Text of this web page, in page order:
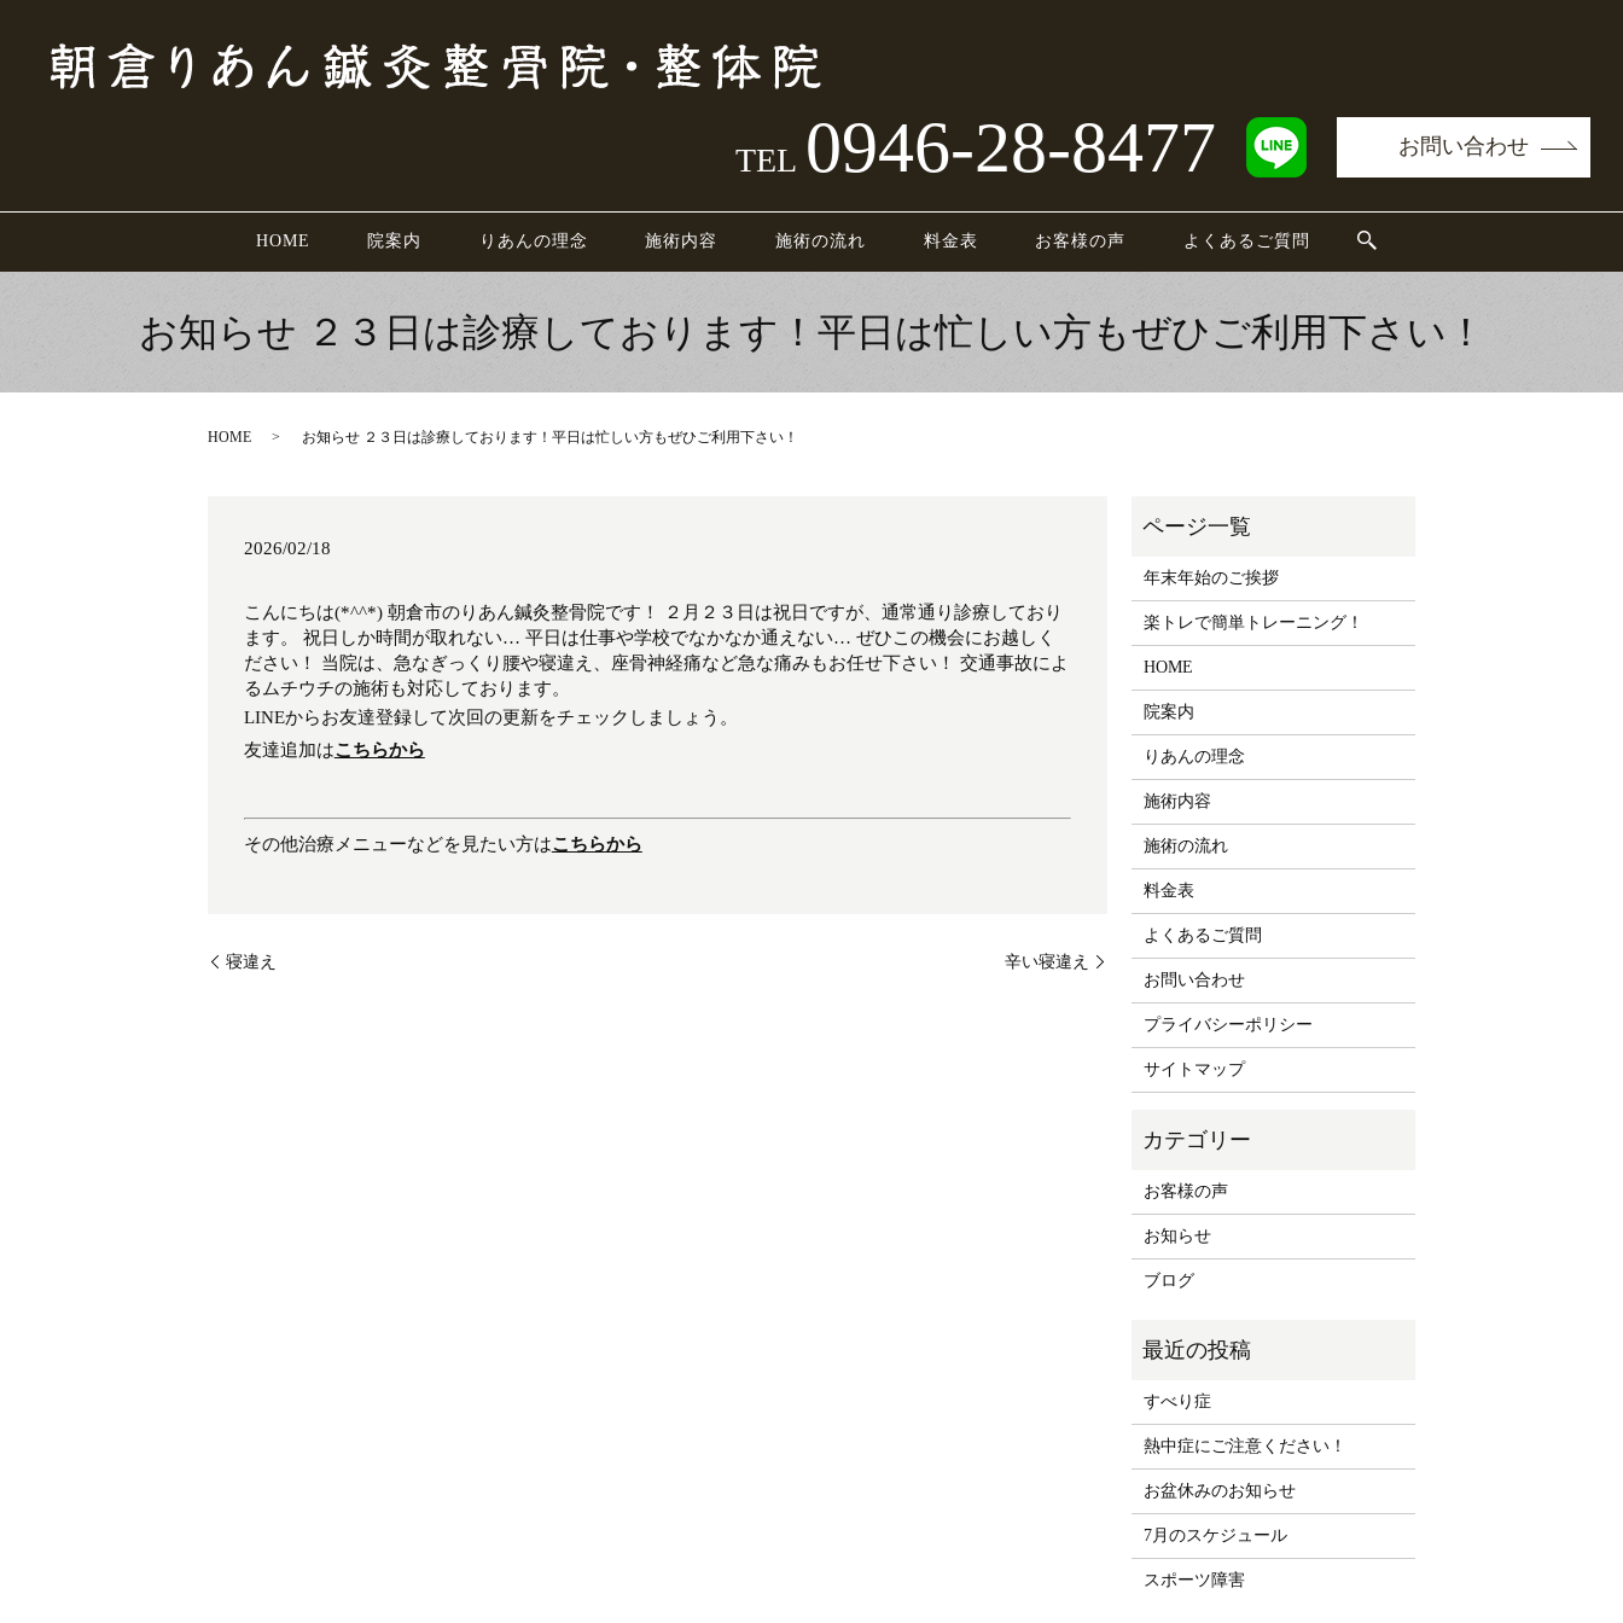
HOME 院案内 りあんの理念 施術内容 施術の流れ 料金表 お客様の声 よくあるご質問
TEL 0946-28-8477 お問い合わせ
お知らせ ２３日は診療しております！平日は忙しい方もぜひご利用下さい！
HOME お知らせ ２３日は診療しております！平日は忙しい方もぜひご利用下さい！
2026/02/18
こんにちは(*^^*) 朝倉市のりあん鍼灸整骨院です！ ２月２３日は祝日ですが、通常通り診療しており
ます。 祝日しか時間が取れない… 平日は仕事や学校でなかなか通えない… ぜひこの機会にお越しく
ださい！ 当院は、急なぎっくり腰や寝違え、座骨神経痛など急な痛みもお任せ下さい！ 交通事故によ
るムチウチの施術も対応しております。
LINEからお友達登録して次回の更新をチェックしましょう。
友達追加はこちらから
その他治療メニューなどを見たい方はこちらから
寝違え 辛い寝違え
年末年始のご挨拶
楽トレで簡単トレーニング！
HOME
院案内
りあんの理念
施術内容
施術の流れ
料金表
よくあるご質問
お問い合わせ
プライバシーポリシー
サイトマップ
お客様の声
お知らせ
ブログ
すべり症
熱中症にご注意ください！
お盆休みのお知らせ
7月のスケジュール
スポーツ障害